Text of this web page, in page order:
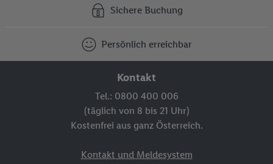
Sichere Buchung
Persönlich erreichbar
Kontakt
Tel.: 0800 400 006
(täglich von 8 bis 21 Uhr)
Kostenfrei aus ganz Österreich.
Kontakt und Meldesystem